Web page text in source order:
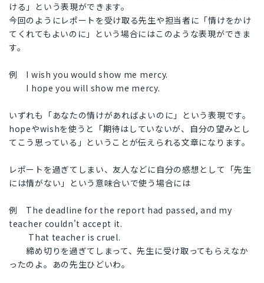
ける」という表現ができます。
今回のようにレポートを受け取る先生や担当者に「情けをかけ
てくれてもよいのに」という場合にはこのような表現ができま
す。
例 I wish you would show me mercy.
I hope you will show me mercy.
いずれも「あなたの情けがあればよいのに」という表現です。
hopeやwishを使うと「期待はしていないが、自分の望みとし
てこう思っている」ということが伝えられる文章になります。
レポートを過ぎてしまい、友人などに自分の感想として「先生
には情がない」という意味合いで使う場合には
例 The deadline for the report had passed, and my
teacher couldn't accept it.
That teacher is cruel.
締め切りを過ぎてしまって、先生に受け取ってもらえなか
ったのよ。あの先生ひどいわ。